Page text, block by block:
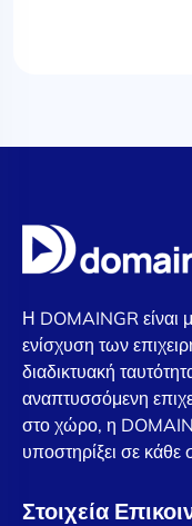
Η DOMAINGR είναι
ενίσχυση των
διαδικτυακή
αναπτυσσόμενη
στο χώρο, η
υποστηρίξει σε κάθε
Στοιχεία